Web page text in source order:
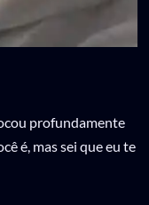
profundamente
é, mas sei que eu te